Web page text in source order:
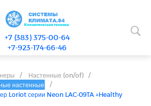
+7 (383) 375-00-64
+7-923-174-66-46
/ Настенные (on/of)
/
настенные
/
Loriot серии Neon LAC-09TA +Healthy